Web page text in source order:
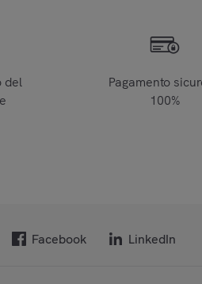
del
Pagamento
100%
Facebook LinkedIn